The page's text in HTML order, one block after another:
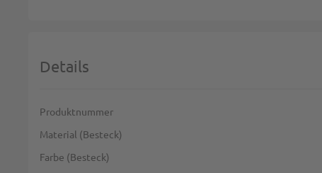
Details
Weitere Informationen
Produktnummer
Material (Besteck)
Farbe (Besteck)